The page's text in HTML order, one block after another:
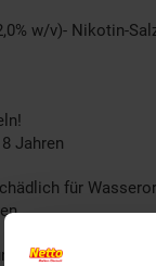
w/v)- Nikotin-
Jahren
für
waschen.